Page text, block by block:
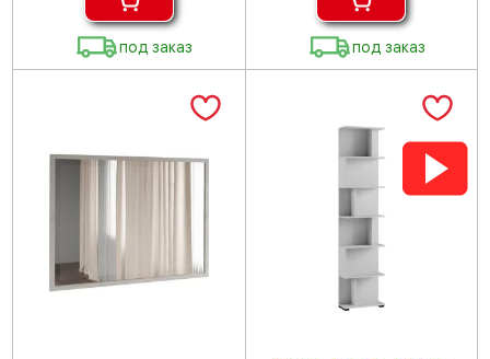
под заказ под заказ